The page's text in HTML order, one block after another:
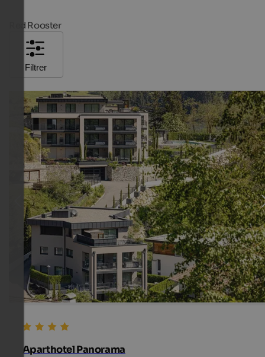
Red Rooster
Filtrer
Aparthotel Panorama